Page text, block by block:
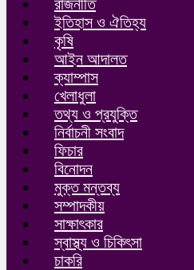
রাজনীতি
ইতিহাস ও ঐতিহ্য
কৃষি
আইন আদালত
ক্যাম্পাস
খেলাধুলা
তথ্য ও প্রযুক্তি
নির্বাচনী সংবাদ
ফিচার
বিনোদন
মুক্ত মন্তব্য
সম্পাদকীয়
সাক্ষাৎকার
স্বাস্থ্য ও চিকিৎসা
চাকরি